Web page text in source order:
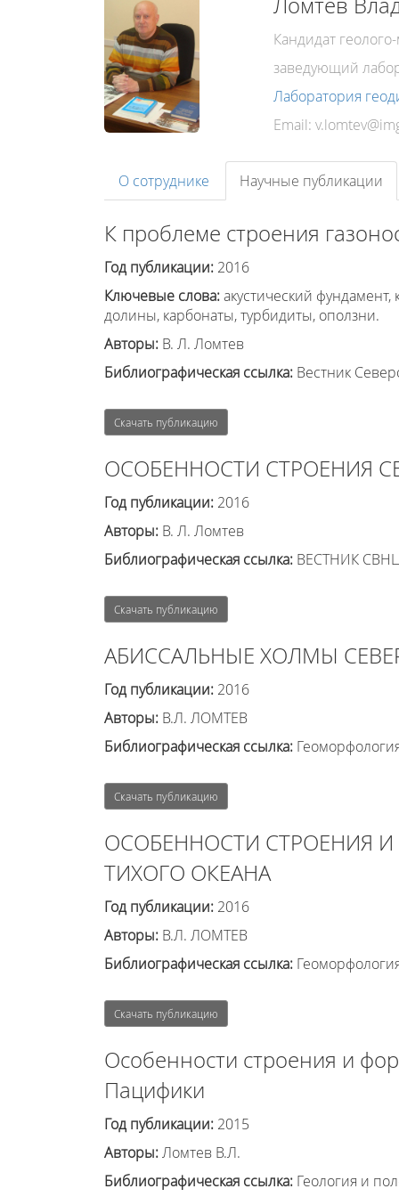
Кандидат
заведующий
Лаборатория
Email:
О сотруднике Научные публикации
К проблеме строения
Год публикации: 2016
Ключевые слова:акустический
долины, карбонаты, турбидиты, оползни.
Авторы: В. Л. Ломтев
Библиографическая ссылка: Вестник
Скачать публикацию
ОСОБЕННОСТИ СТРОЕНИЯ
Год публикации: 2016
Авторы: В. Л. Ломтев
Библиографическая ссылка: ВЕСТНИК
Скачать публикацию
АБИССАЛЬНЫЕ ХОЛМЫ
Год публикации: 2016
Авторы: В.Л. ЛОМТЕВ
Библиографическая ссылка:
Скачать публикацию
ОСОБЕННОСТИ СТРОЕНИЯ
ТИХОГО ОКЕАНА
Год публикации: 2016
Авторы: В.Л. ЛОМТЕВ
Библиографическая ссылка:
Скачать публикацию
Особенности строения и
Пацифики
Год публикации: 2015
Авторы:Ломтев В.Л.
Библиографическая ссылка: Геология и